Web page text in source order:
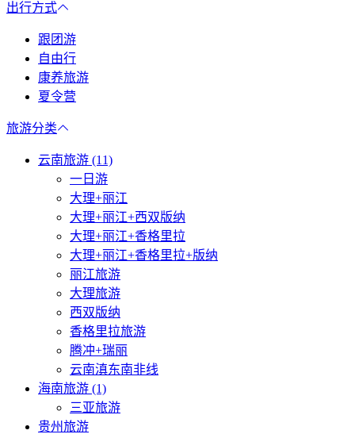
出行方式
跟团游
自由行
康养旅游
夏令营
旅游分类
云南旅游 (11)
一日游
大理+丽江
大理+丽江+西双版纳
大理+丽江+香格里拉
大理+丽江+香格里拉+版纳
丽江旅游
大理旅游
西双版纳
香格里拉旅游
腾冲+瑞丽
云南滇东南非线
海南旅游 (1)
三亚旅游
贵州旅游